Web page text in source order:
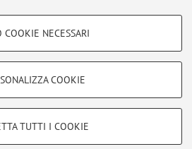
- FACOLTATIVI
COOKIE NECESSARI
COOKIE
TUTTI I COOKIE
tutti i contenuti del sito.
- Partita IVA: 01131710376